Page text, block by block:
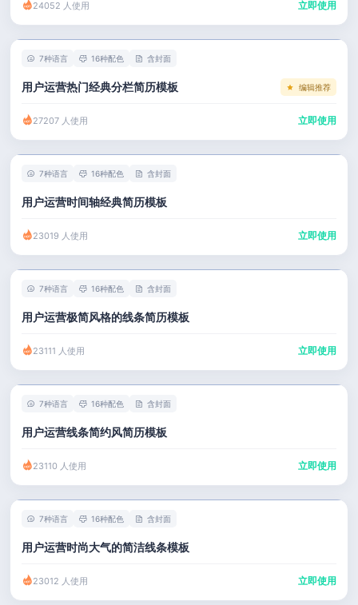
房产建筑
24052 人使用 立即使用
7种语言 16种配色 含封面
用户运营热门经典分栏简历模板 编辑推荐
27207 人使用 立即使用
7种语言 16种配色 含封面
用户运营时间轴经典简历模板
23019 人使用 立即使用
7种语言 16种配色 含封面
用户运营极简风格的线条简历模板
23111 人使用 立即使用
7种语言 16种配色 含封面
用户运营线条简约风简历模板
23110 人使用 立即使用
7种语言 16种配色 含封面
用户运营时尚大气的简洁线条模板
23012 人使用 立即使用